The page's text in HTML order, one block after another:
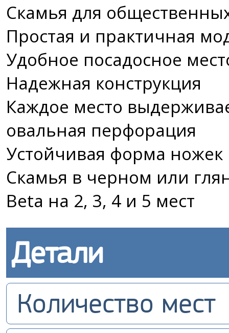
Скамья для
Простая и практичная
Удобное посадосное
Надежная конструкция
Каждое место
овальная перфорация
Устойчивая форма ножек
Скамья в черном или
Beta на 2, 3, 4 и 5 мест
Детали
Количество мест